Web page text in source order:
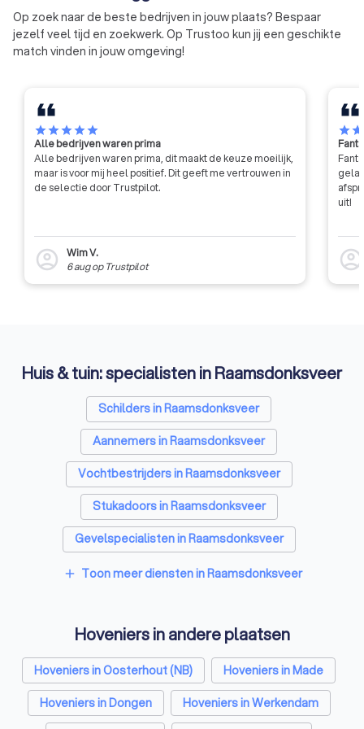
architecten van de buitenruimte.
heeft u de
schade worden
Op zoek naar de beste bedrijven in jouw plaats? Bespaar
jezelf veel tijd en zoekwerk. Op Trustoo kun jij een geschikte
match vinden in jouw omgeving!
starstarstarstarstar
Alle bedrijven waren prima
Alle bedrijven waren prima, dit maakt de keuze moeilijk,
maar is voor mij heel positief. Dit geeft me vertrouwen in
de selectie door Trustpilot.
account_circle
Wim V.
6 augop Trustpilot
starstar
uit!
account_circle
Huis & tuin: specialisten in Raamsdonksveer
Schilders in Raamsdonksveer
Aannemers in Raamsdonksveer
Vochtbestrijders in Raamsdonksveer
Stukadoors in Raamsdonksveer
Gevelspecialisten in Raamsdonksveer
Vloerleggers in Raamsdonksveer
Isolatiebedrijven in Raamsdonksveer
Ongediertebestrijders in Raamsdonksveer
Architecten in Raamsdonksveer
add Toon meer diensten in Raamsdonksveer
Hoveniers in andere plaatsen
Hoveniers in Oosterhout (NB)
Hoveniers in Made
Hoveniers in Dongen
Hoveniers in Werkendam